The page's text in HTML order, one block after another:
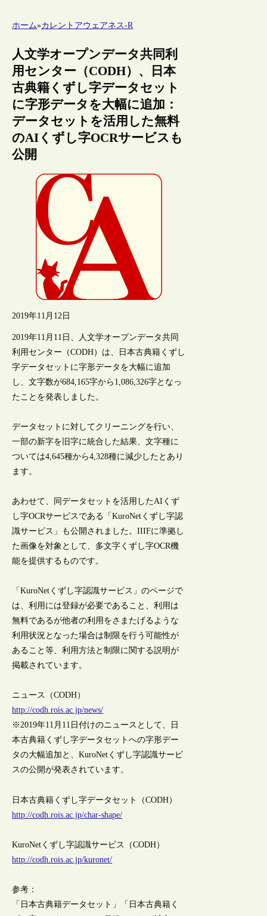
ホーム»カレントアウェアネス-R
人文学オープンデータ共同利
用センター（CODH）、日本
古典籍くずし字データセット
に字形データを大幅に追加：
データセットを活用した無料
のAIくずし字OCRサービスも
公開
2019年11月12日
2019年11月11日、人文学オープンデータ共同
利用センター（CODH）は、日本古典籍くずし
字データセットに字形データを大幅に追加
し、文字数が684,165字から1,086,326字となっ
たことを発表しました。
データセットに対してクリーニングを行い、
一部の新字を旧字に統合した結果、文字種に
ついては4,645種から4,328種に減少したとあり
ます。
あわせて、同データセットを活用したAIくず
し字OCRサービスである「KuroNetくずし字認
識サービス」も公開されました。IIIFに準拠し
た画像を対象として、多文字くずし字OCR機
能を提供するものです。
「KuroNetくずし字認識サービス」のページで
は、利用には登録が必要であること、利用は
無料であるが他者の利用をさまたげるような
利用状況となった場合は制限を行う可能性が
あること等、利用方法と制限に関する説明が
掲載されています。
ニュース（CODH）
http://codh.rois.ac.jp/news/
※2019年11月11日付けのニュースとして、日
本古典籍くずし字データセットへの字形デー
タの大幅追加と、KuroNetくずし字認識サービ
スの公開が発表されています。
日本古典籍くずし字データセット（CODH）
http://codh.rois.ac.jp/char-shape/
KuroNetくずし字認識サービス（CODH）
http://codh.rois.ac.jp/kuronet/
参考：
「日本古典籍データセット」「日本古典籍く